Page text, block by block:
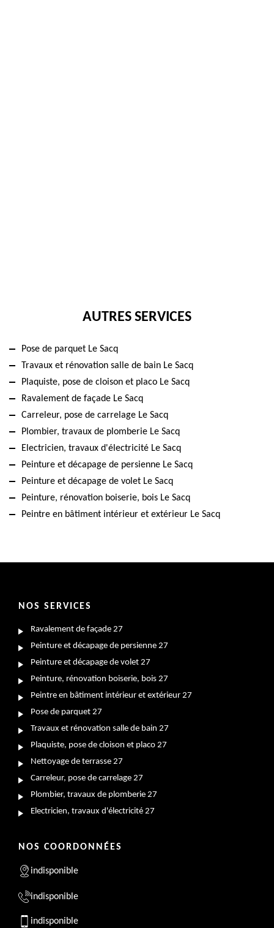
AUTRES SERVICES
Pose de parquet Le Sacq
Travaux et rénovation salle de bain Le Sacq
Plaquiste, pose de cloison et placo Le Sacq
Ravalement de façade Le Sacq
Carreleur, pose de carrelage Le Sacq
Plombier, travaux de plomberie Le Sacq
Electricien, travaux d'électricité Le Sacq
Peinture et décapage de persienne Le Sacq
Peinture et décapage de volet Le Sacq
Peinture, rénovation boiserie, bois Le Sacq
Peintre en bâtiment intérieur et extérieur Le Sacq
NOS SERVICES
Ravalement de façade 27
Peinture et décapage de persienne 27
Peinture et décapage de volet 27
Peinture, rénovation boiserie, bois 27
Peintre en bâtiment intérieur et extérieur 27
Pose de parquet 27
Travaux et rénovation salle de bain 27
Plaquiste, pose de cloison et placo 27
Nettoyage de terrasse 27
Carreleur, pose de carrelage 27
Plombier, travaux de plomberie 27
Electricien, travaux d'électricité 27
NOS COORDONNÉES
indisponible
indisponible
indisponible